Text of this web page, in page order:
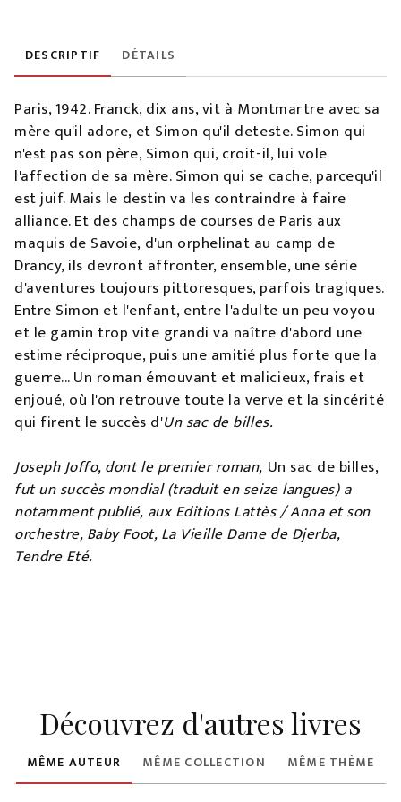
DESCRIPTIF DÉTAILS
Paris, 1942. Franck, dix ans, vit à Montmartre avec sa
mère qu'il adore, et Simon qu'il deteste. Simon qui
n'est pas son père, Simon qui, croit-il, lui vole
l'affection de sa mère. Simon qui se cache, parcequ'il
est juif. Mais le destin va les contraindre à faire
alliance. Et des champs de courses de Paris aux
maquis de Savoie, d'un orphelinat au camp de
Drancy, ils devront affronter, ensemble, une série
d'aventures toujours pittoresques, parfois tragiques.
Entre Simon et l'enfant, entre l'adulte un peu voyou
et le gamin trop vite grandi va naître d'abord une
estime réciproque, puis une amitié plus forte que la
guerre... Un roman émouvant et malicieux, frais et
enjoué, où l'on retrouve toute la verve et la sincérité
qui firent le succès d'Un sac de billes.
Joseph Joffo, dont le premier roman, Un sac de billes,
fut un succès mondial (traduit en seize langues) a
notamment publié, aux Editions Lattès / Anna et son
orchestre, Baby Foot, La Vieille Dame de Djerba,
Tendre Eté.
Découvrez d'autres livres
MÊME AUTEUR MÊME COLLECTION MÊME THÈME